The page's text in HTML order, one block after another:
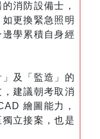
消防設備士，
更換緊急照明
學累積自身經
及「監造」的
建議朝考取消
繪圖能力，
立接案，也是